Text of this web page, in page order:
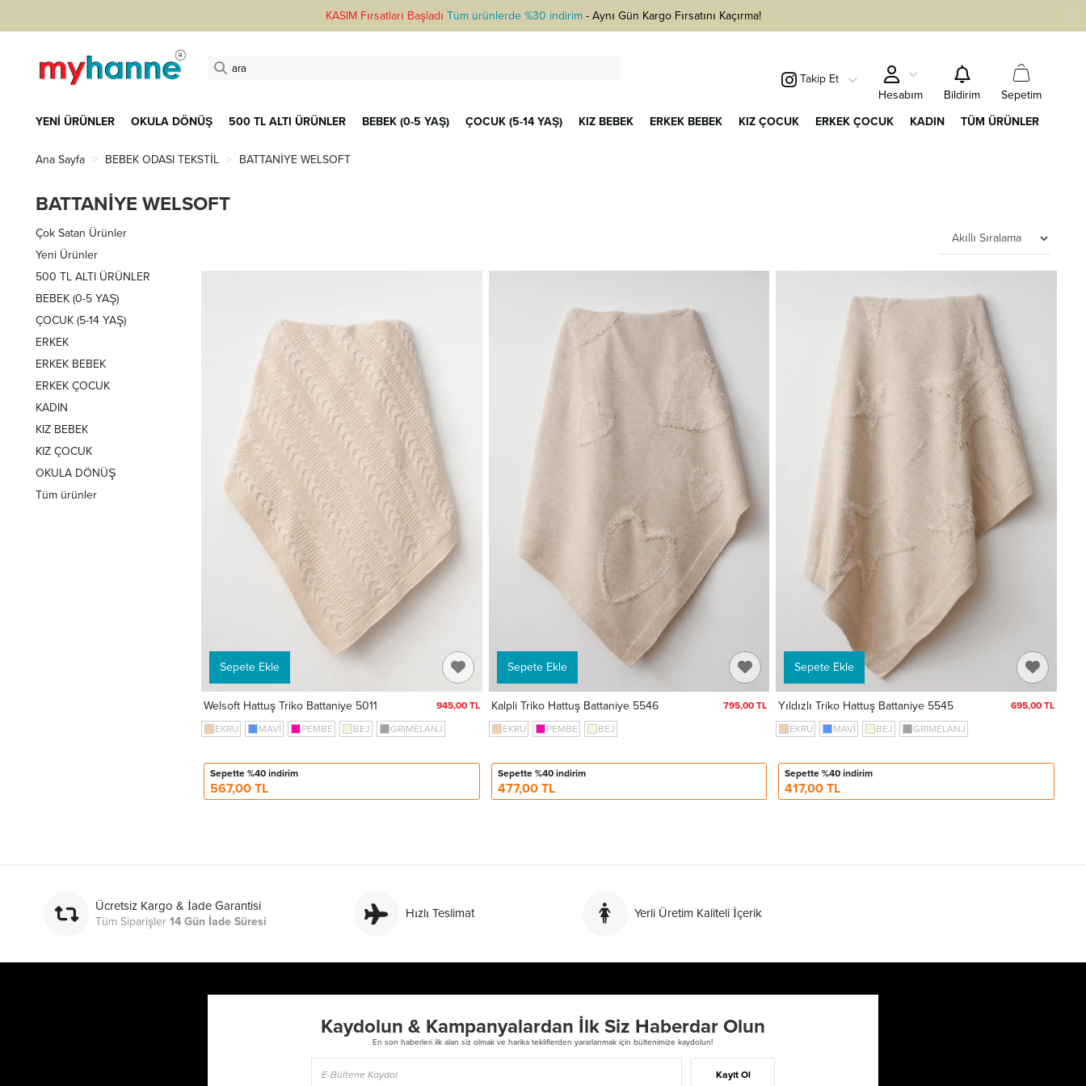
KASIM Fırsatları Başladı Tüm ürünlerde %30 indirim- Aynı Gün Kargo Fırsatını Kaçırma!
Takip Et
Hesabım
Bildirim
Sepetim
YENİ ÜRÜNLER
OKULA DÖNÜŞ 500 TL ALTI ÜRÜNLER BEBEK (0-5 YAŞ) ÇOCUK (5-14 YAŞ) KIZ BEBEK ERKEK BEBEK KIZ ÇOCUK ERKEK ÇOCUK KADIN TÜM ÜRÜNLER
Ana Sayfa BEBEK ODASI TEKSTİL BATTANİYE WELSOFT
BATTANİYE WELSOFT
Çok Satan Ürünler
Yeni Ürünler
500 TL ALTI ÜRÜNLER
BEBEK (0-5 YAŞ)
ÇOCUK (5-14 YAŞ)
ERKEK
ERKEK BEBEK
ERKEK ÇOCUK
KADIN
KIZ BEBEK
KIZ ÇOCUK
OKULA DÖNÜŞ
Tüm ürünler
Sepete Ekle
Welsoft Hattuş Triko Battaniye 5011
945,00 TL
EKRU
MAVİ PEMBE BEJ GRIMELANJ
Sepette %40 indirim
567,00 TL
Sepete Ekle
Kalpli Triko Hattuş Battaniye 5546
795,00 TL
EKRU
PEMBE BEJ
Sepette %40 indirim
477,00 TL
Sepete Ekle
Yıldızlı Triko Hattuş Battaniye 5545
695,00 TL
EKRU
MAVİ BEJ GRIMELANJ
Sepette %40 indirim
417,00 TL
Ücretsiz Kargo & İade Garantisi
Tüm Siparişler14 Gün İade Süresi Hızlı Teslimat Yerli Üretim Kaliteli İçerik
Kaydolun & Kampanyalardan İlk Siz Haberdar Olun
En son haberleri ilk alan siz olmak ve harika tekliflerden yararlanmak için bültenimize kaydolun!
Kayıt Ol